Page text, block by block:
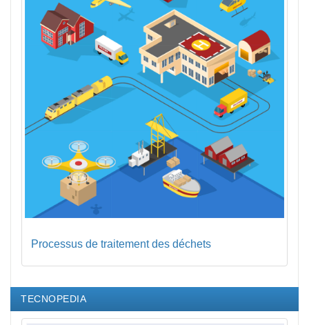
Processus de traitement des déchets
TECNOPEDIA